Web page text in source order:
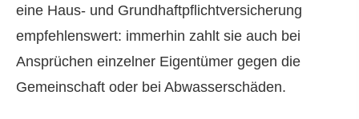
eine Haus- und Grundhaftpflichtversicherung
empfehlenswert: immerhin zahlt sie auch bei
Ansprüchen einzelner Eigentümer gegen die
Gemeinschaft oder bei Abwasserschäden.